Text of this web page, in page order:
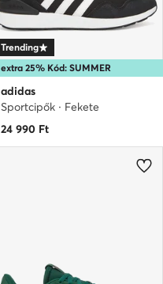
extra 25% Kód: SUMMER
Trending
adidas
Sportcipők · Fekete
24 990 Ft